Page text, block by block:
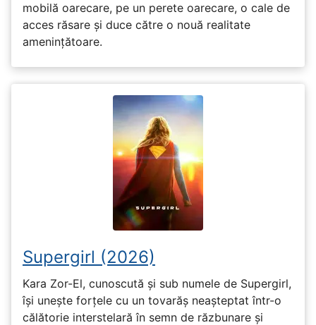
mobilă oarecare, pe un perete oarecare, o cale de
acces răsare și duce către o nouă realitate
amenințătoare.
Supergirl (2026)
Kara Zor-El, cunoscută și sub numele de Supergirl,
își unește forțele cu un tovarăș neașteptat într-o
călătorie interstelară în semn de răzbunare și